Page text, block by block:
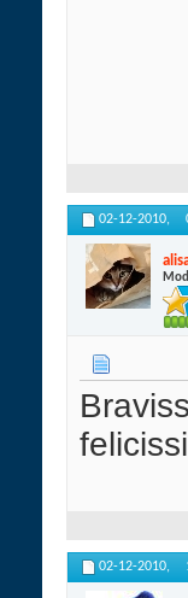
02-12-2010,
02-12-2010,